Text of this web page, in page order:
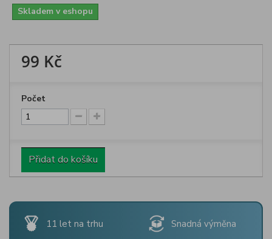
Skladem v eshopu
99 Kč
Počet
Přidat do košíku
11 let na trhu Snadná výměna